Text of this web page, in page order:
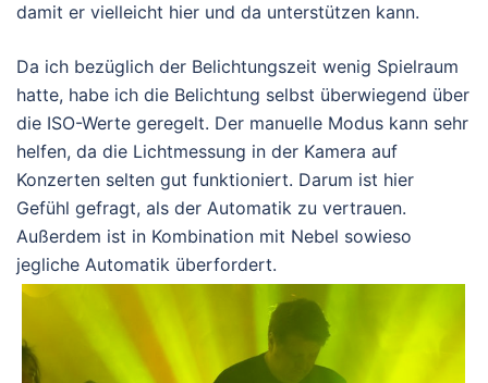
damit er vielleicht hier und da unterstützen kann.
Da ich bezüglich der Belichtungszeit wenig Spielraum
hatte, habe ich die Belichtung selbst überwiegend über
die ISO-Werte geregelt. Der manuelle Modus kann sehr
helfen, da die Lichtmessung in der Kamera auf
Konzerten selten gut funktioniert. Darum ist hier
Gefühl gefragt, als der Automatik zu vertrauen.
Außerdem ist in Kombination mit Nebel sowieso
jegliche Automatik überfordert.